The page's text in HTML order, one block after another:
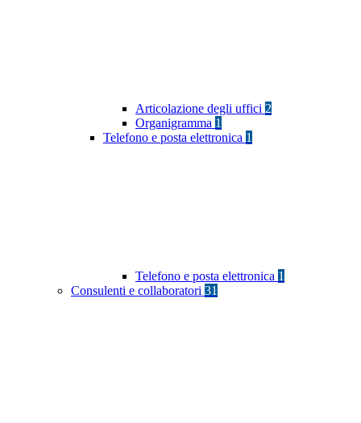
Articolazione degli uffici 2
Organigramma 1
Telefono e posta elettronica 1
Telefono e posta elettronica 1
Consulenti e collaboratori 31